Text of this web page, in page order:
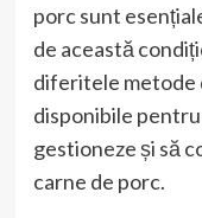
porc sunt
de această
diferitele metode
disponibile
gestioneze și să
carne de porc.